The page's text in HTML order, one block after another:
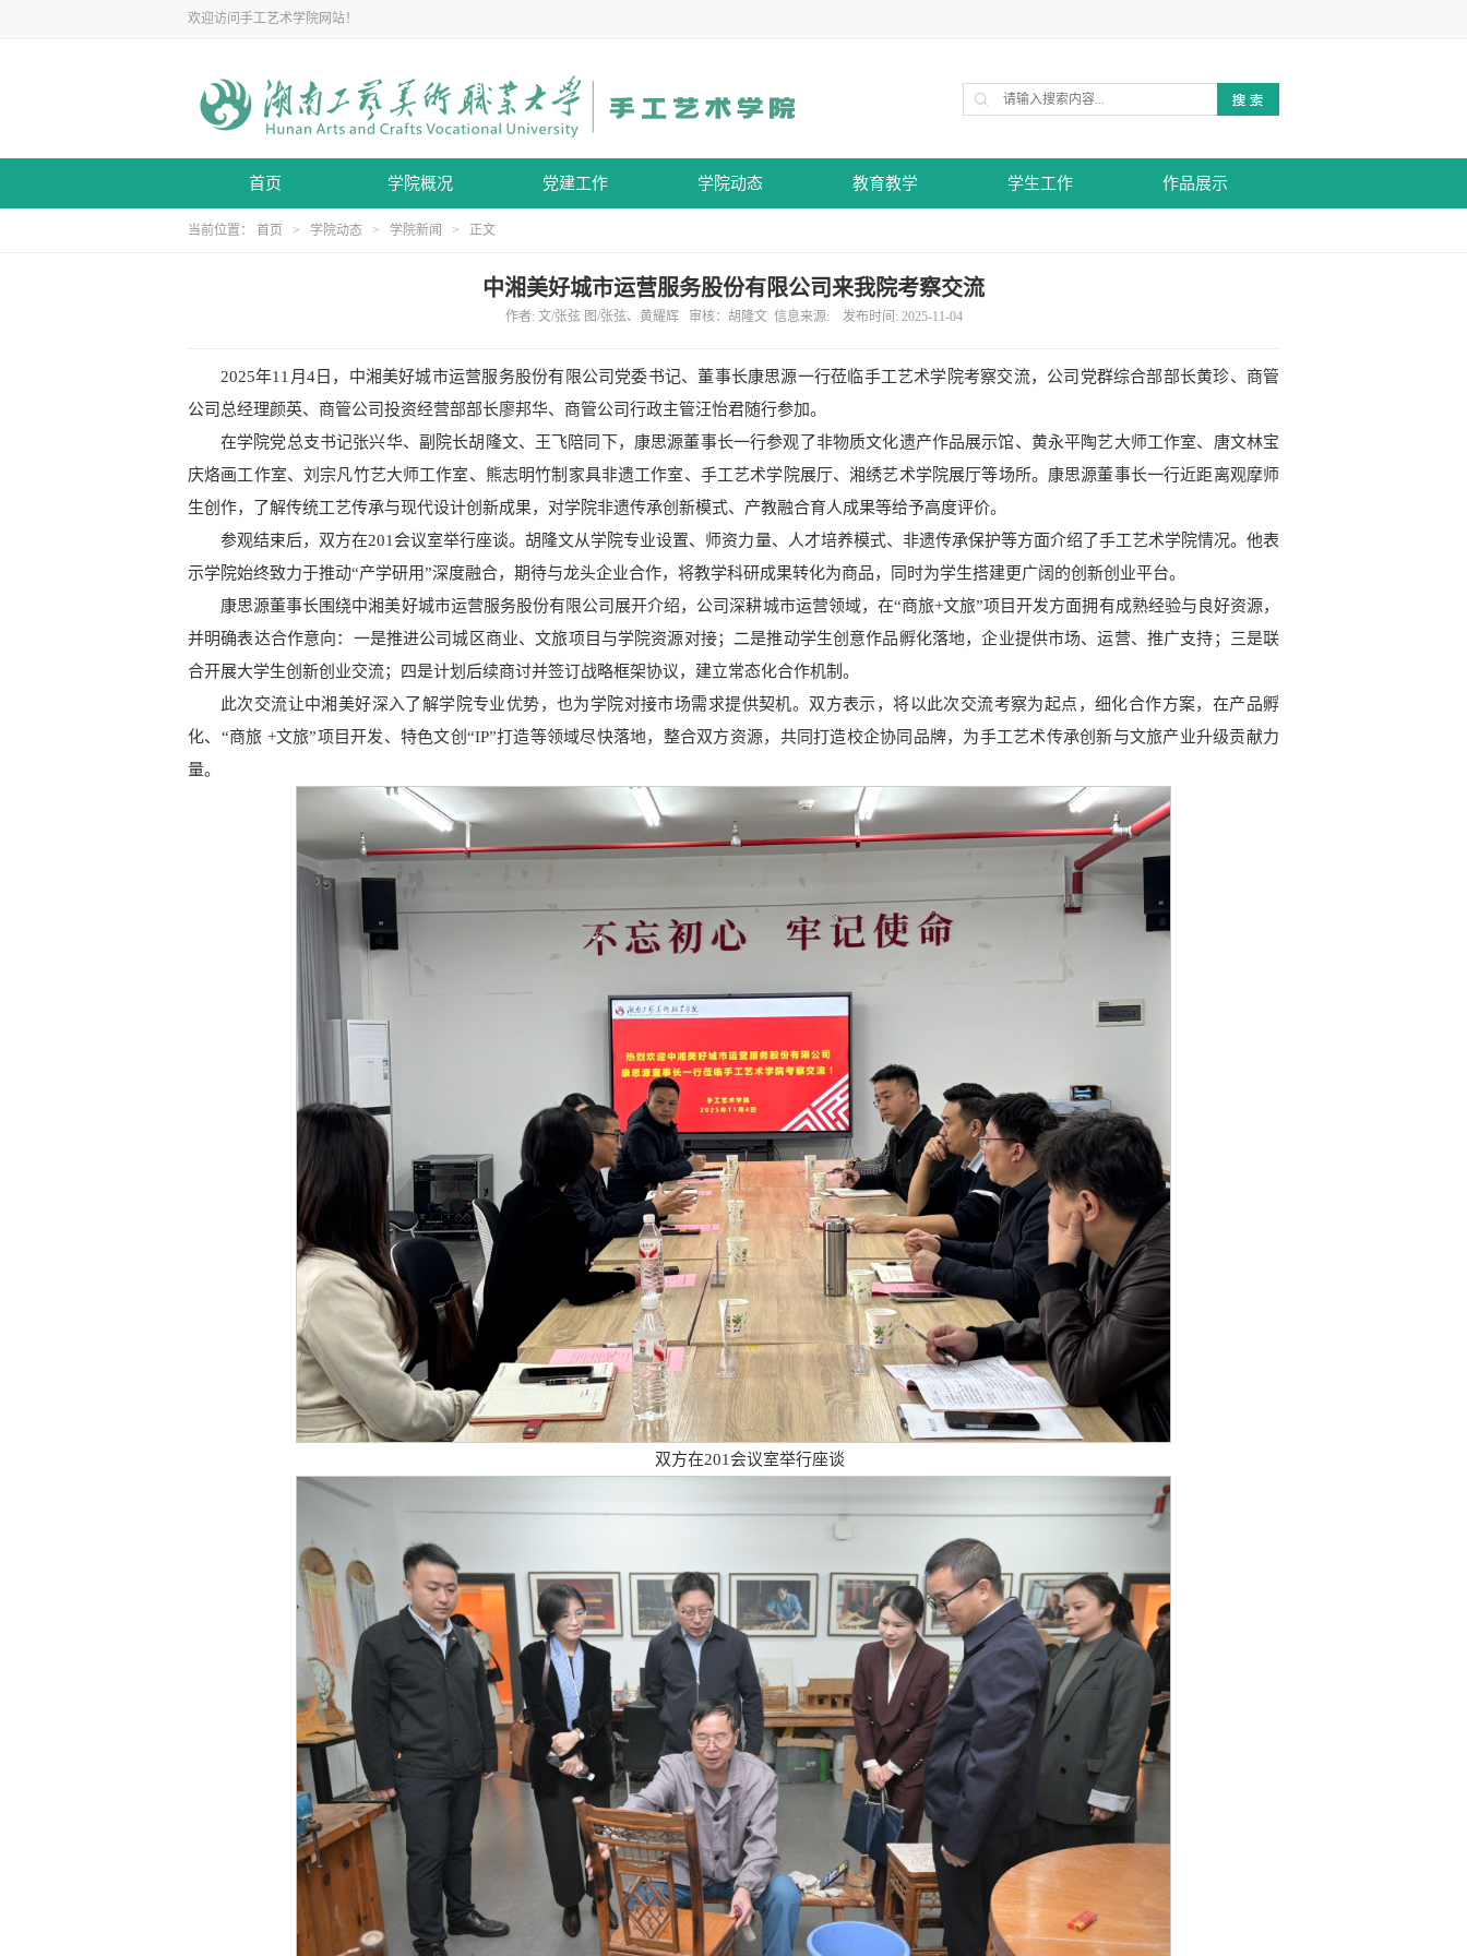
欢迎访问手工艺术学院网站！
首页 学院概况 党建工作 学院动态 教育教学 学生工作 作品展示
当前位置： 首页 > 学院动态 > 学院新闻 > 正文
中湘美好城市运营服务股份有限公司来我院考察交流
作者: 文/张弦 图/张弦、黄耀辉 审核：胡隆文 信息来源: 发布时间: 2025-11-04
2025年11月4日，中湘美好城市运营服务股份有限公司党委书记、董事长康思源一行莅临手工艺术学院考察交流，公司党群综合部部长黄珍、商管
公司总经理颜英、商管公司投资经营部部长廖邦华、商管公司行政主管汪怡君随行参加。
在学院党总支书记张兴华、副院长胡隆文、王飞陪同下，康思源董事长一行参观了非物质文化遗产作品展示馆、黄永平陶艺大师工作室、唐文林宝
庆烙画工作室、刘宗凡竹艺大师工作室、熊志明竹制家具非遗工作室、手工艺术学院展厅、湘绣艺术学院展厅等场所。康思源董事长一行近距离观摩师
生创作，了解传统工艺传承与现代设计创新成果，对学院非遗传承创新模式、产教融合育人成果等给予高度评价。
参观结束后，双方在201会议室举行座谈。胡隆文从学院专业设置、师资力量、人才培养模式、非遗传承保护等方面介绍了手工艺术学院情况。他表
示学院始终致力于推动“产学研用”深度融合，期待与龙头企业合作，将教学科研成果转化为商品，同时为学生搭建更广阔的创新创业平台。
康思源董事长围绕中湘美好城市运营服务股份有限公司展开介绍，公司深耕城市运营领域，在“商旅+文旅”项目开发方面拥有成熟经验与良好资源，
并明确表达合作意向：一是推进公司城区商业、文旅项目与学院资源对接；二是推动学生创意作品孵化落地，企业提供市场、运营、推广支持；三是联
合开展大学生创新创业交流；四是计划后续商讨并签订战略框架协议，建立常态化合作机制。
此次交流让中湘美好深入了解学院专业优势，也为学院对接市场需求提供契机。双方表示，将以此次交流考察为起点，细化合作方案，在产品孵
化、“商旅 +文旅”项目开发、特色文创“IP”打造等领域尽快落地，整合双方资源，共同打造校企协同品牌，为手工艺术传承创新与文旅产业升级贡献力
量。
双方在201会议室举行座谈